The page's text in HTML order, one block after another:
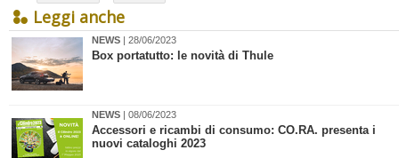
Leggi anche
NEWS | 28/06/2023
Box portatutto: le novità di Thule
NEWS | 08/06/2023
Accessori e ricambi di consumo: CO.RA. presenta i
nuovi cataloghi 2023